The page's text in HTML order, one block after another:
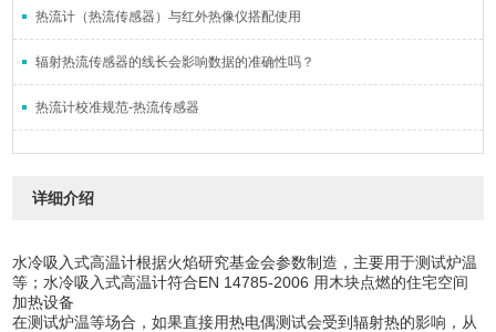
热流计（热流传感器）与红外热像仪搭配使用
辐射热流传感器的线长会影响数据的准确性吗？
热流计校准规范-热流传感器
详细介绍
水冷吸入式高温计根据火焰研究基金会参数制造，主要用于测试炉温
等；水冷吸入式高温计符合EN 14785-2006 用木块点燃的住宅空间
加热设备
在测试炉温等场合，如果直接用热电偶测试会受到辐射热的影响，从